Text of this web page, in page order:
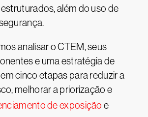
além do uso de
analisar o CTEM, seus
e uma estratégia de
cinco etapas para reduzir a
melhorar a priorização e
de exposição e